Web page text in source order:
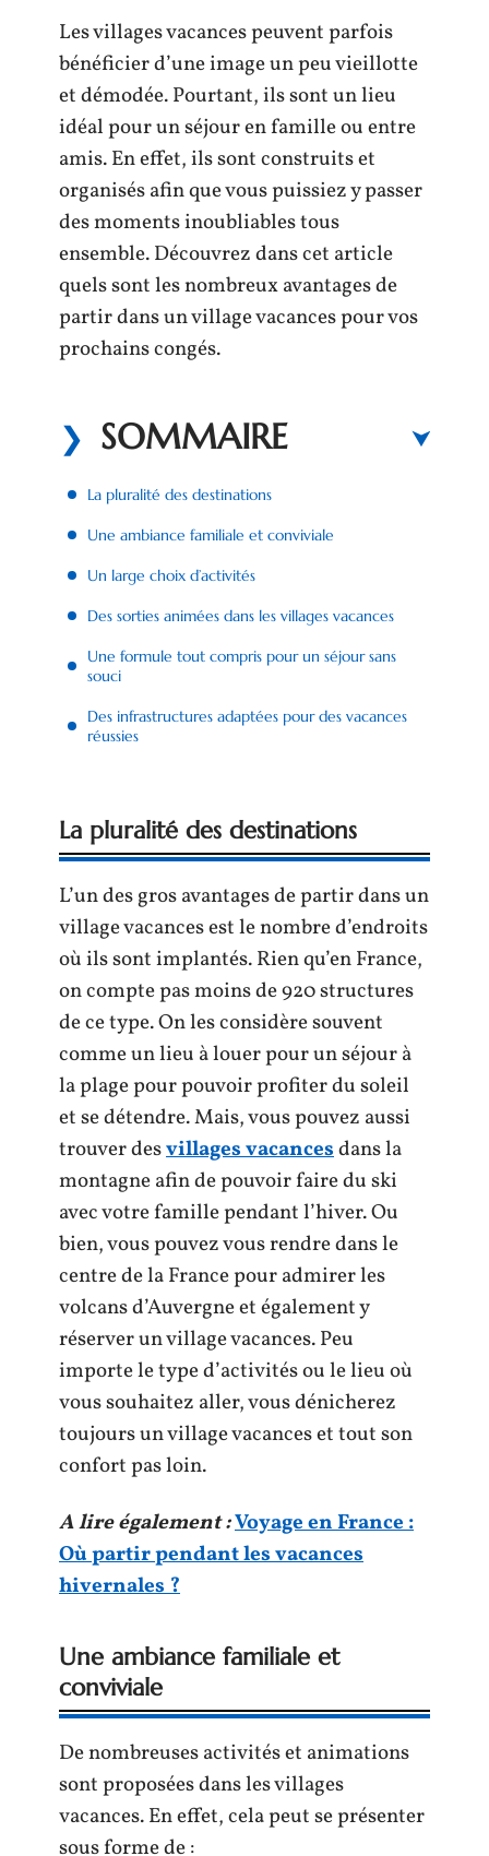
Les villages vacances peuvent parfois
bénéficier d’une image un peu vieillotte
et démodée. Pourtant, ils sont un lieu
idéal pour un séjour en famille ou entre
amis. En effet, ils sont construits et
organisés afin que vous puissiez y passer
des moments inoubliables tous
ensemble. Découvrez dans cet article
quels sont les nombreux avantages de
partir dans un village vacances pour vos
prochains congés.
SOMMAIRE
La pluralité des destinations
Une ambiance familiale et conviviale
Un large choix d’activités
Des sorties animées dans les villages vacances
Une formule tout compris pour un séjour sans
souci
Des infrastructures adaptées pour des vacances
réussies
La pluralité des destinations
L’un des gros avantages de partir dans un
village vacances est le nombre d’endroits
où ils sont implantés. Rien qu’en France,
on compte pas moins de 920 structures
de ce type. On les considère souvent
comme un lieu à louer pour un séjour à
la plage pour pouvoir profiter du soleil
et se détendre. Mais, vous pouvez aussi
trouver desvillages vacancesdans la
montagne afin de pouvoir faire du ski
avec votre famille pendant l’hiver. Ou
bien, vous pouvez vous rendre dans le
centre de la France pour admirer les
volcans d’Auvergne et également y
réserver un village vacances. Peu
importe le type d’activités ou le lieu où
vous souhaitez aller, vous dénicherez
toujours un village vacances et tout son
confort pas loin.
A lire également :Voyage en France :
Où partir pendant les vacances
hivernales ?
Une ambiance familiale et
conviviale
De nombreuses activités et animations
sont proposées dans les villages
vacances. En effet, cela peut se présenter
sous forme de :